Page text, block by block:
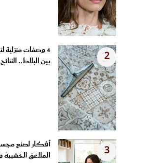
2
4 وصفات منزلية
بين البلاط..
3
أفكار لصنع
الملاعق